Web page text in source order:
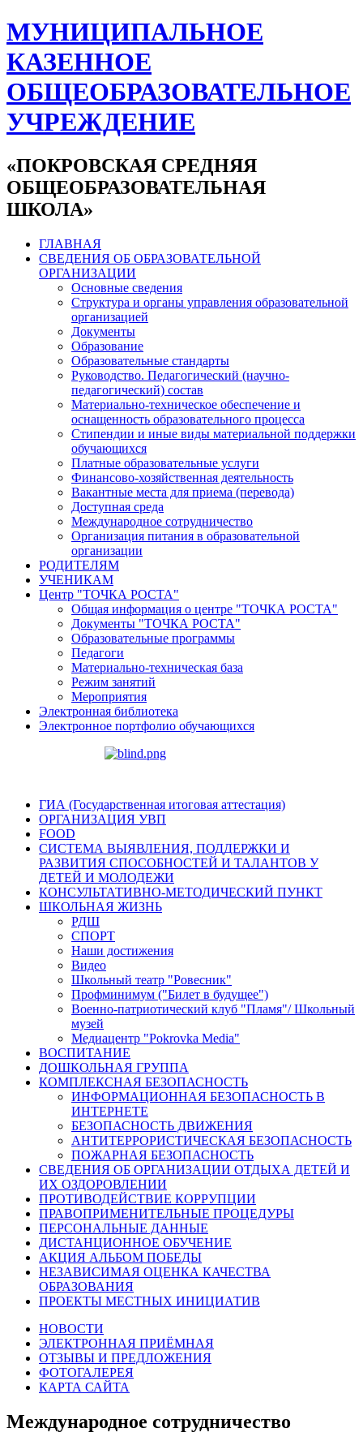
МУНИЦИПАЛЬНОЕ
КАЗЕННОЕ
ОБЩЕОБРАЗОВАТЕЛЬНОЕ
УЧРЕЖДЕНИЕ
«ПОКРОВСКАЯ СРЕДНЯЯ
ОБЩЕОБРАЗОВАТЕЛЬНАЯ
ШКОЛА»
ГЛАВНАЯ
СВЕДЕНИЯ ОБ ОБРАЗОВАТЕЛЬНОЙ
ОРГАНИЗАЦИИ
Основные сведения
Структура и органы управления образовательной
организацией
Документы
Образование
Образовательные стандарты
Руководство. Педагогический (научно-
педагогический) состав
Материально-техническое обеспечение и
оснащенность образовательного процесса
Стипендии и иные виды материальной поддержки
обучающихся
Платные образовательные услуги
Финансово-хозяйственная деятельность
Вакантные места для приема (перевода)
Доступная среда
Международное сотрудничество
Организация питания в образовательной
организации
РОДИТЕЛЯМ
УЧЕНИКАМ
Центр "ТОЧКА РОСТА"
Общая информация о центре "ТОЧКА РОСТА"
Документы "ТОЧКА РОСТА"
Образовательные программы
Педагоги
Материально-техническая база
Режим занятий
Мероприятия
Электронная библиотека
Электронное портфолио обучающихся
ГИА (Государственная итоговая аттестация)
ОРГАНИЗАЦИЯ УВП
FOOD
СИСТЕМА ВЫЯВЛЕНИЯ, ПОДДЕРЖКИ И
РАЗВИТИЯ СПОСОБНОСТЕЙ И ТАЛАНТОВ У
ДЕТЕЙ И МОЛОДЕЖИ
КОНСУЛЬТАТИВНО-МЕТОДИЧЕСКИЙ ПУНКТ
ШКОЛЬНАЯ ЖИЗНЬ
РДШ
СПОРТ
Наши достижения
Видео
Школьный театр "Ровесник"
Профминимум ("Билет в будущее")
Военно-патриотический клуб "Пламя"/ Школьный
музей
Медиацентр "Pokrovka Media"
ВОСПИТАНИЕ
ДОШКОЛЬНАЯ ГРУППА
КОМПЛЕКСНАЯ БЕЗОПАСНОСТЬ
ИНФОРМАЦИОННАЯ БЕЗОПАСНОСТЬ В
ИНТЕРНЕТЕ
БЕЗОПАСНОСТЬ ДВИЖЕНИЯ
АНТИТЕРРОРИСТИЧЕСКАЯ БЕЗОПАСНОСТЬ
ПОЖАРНАЯ БЕЗОПАСНОСТЬ
СВЕДЕНИЯ ОБ ОРГАНИЗАЦИИ ОТДЫХА ДЕТЕЙ И
ИХ ОЗДОРОВЛЕНИИ
ПРОТИВОДЕЙСТВИЕ КОРРУПЦИИ
ПРАВОПРИМЕНИТЕЛЬНЫЕ ПРОЦЕДУРЫ
ПЕРСОНАЛЬНЫЕ ДАННЫЕ
ДИСТАНЦИОННОЕ ОБУЧЕНИЕ
АКЦИЯ АЛЬБОМ ПОБЕДЫ
НЕЗАВИСИМАЯ ОЦЕНКА КАЧЕСТВА
ОБРАЗОВАНИЯ
ПРОЕКТЫ МЕСТНЫХ ИНИЦИАТИВ
НОВОСТИ
ЭЛЕКТРОННАЯ ПРИЁМНАЯ
ОТЗЫВЫ И ПРЕДЛОЖЕНИЯ
ФОТОГАЛЕРЕЯ
КАРТА САЙТА
Международное сотрудничество